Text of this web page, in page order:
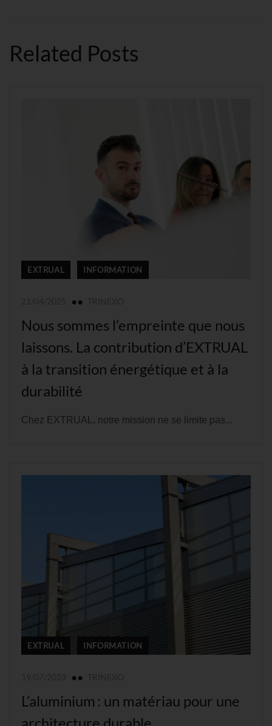
Related Posts
EXTRUAL INFORMATION
Nous sommes l’empreinte que nous
laissons. La contribution d’EXTRUAL
à la transition énergétique et à la
durabilité
Chez EXTRUAL, notre mission ne se limite pas...
EXTRUAL INFORMATION
L’aluminium : un matériau pour une